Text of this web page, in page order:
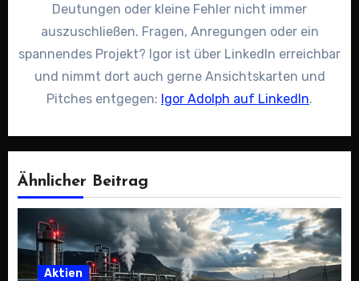
Deutungen oder kleine Fehler nicht immer
auszuschließen. Fragen, Anregungen oder ein
spannendes Projekt? Igor ist über LinkedIn erreichbar
und nimmt dort auch gerne Ansichtskarten und
Pitches entgegen: Igor Adolph auf LinkedIn.
Ähnlicher Beitrag
Aktien